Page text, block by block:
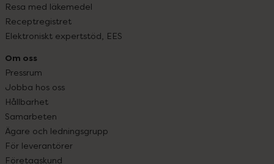
Resa med läkemedel
Receptregistret
Elektroniskt expertstöd, EES
Om oss
Pressrum
Jobba hos oss
Hållbarhet
Samarbeten
Ägare och ledningsgrupp
För leverantörer
Företagskund